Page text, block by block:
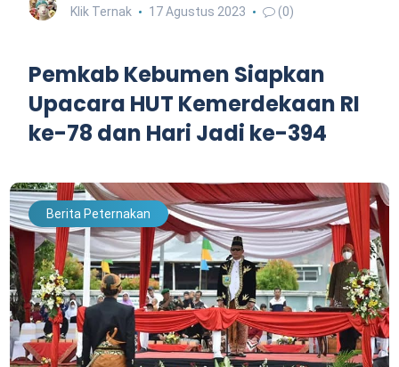
Klik Ternak 17 Agustus 2023 (0)
Pemkab Kebumen Siapkan
Upacara HUT Kemerdekaan RI
ke-78 dan Hari Jadi ke-394
Berita Peternakan